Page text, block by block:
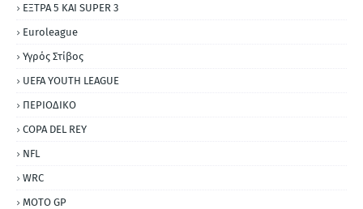
ΕΞΤΡΑ 5 ΚΑΙ SUPER 3
Εuroleague
Υγρός Στίβος
UEFA YOUTH LEAGUE
ΠΕΡΙΟΔΙΚΟ
COPA DEL REY
NFL
WRC
MOTO GP